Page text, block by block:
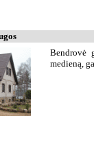
Bendrovė
medieną,